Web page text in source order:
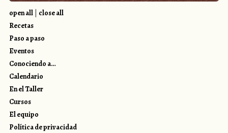
open all| close all
Recetas
Paso a paso
Eventos
Conociendo a…
Calendario
En el Taller
Cursos
El equipo
Política de privacidad